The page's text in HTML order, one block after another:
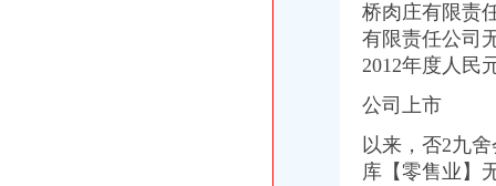
大东方2012年报（商业零售重组清算）无锡商业大厦大东方股份有限公
桥肉庄有限责
有限责任公司
2012年度人民
公司上市
以来， 否2九
库【零售业】